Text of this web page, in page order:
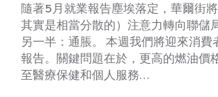
隨著5月就業報告塵埃落定，華爾街將
其實是相當分散的）注意力轉向聯儲
另一半：通脹。 本週我們將迎來消費
報告。關鍵問題在於，更高的燃油價
至醫療保健和個人服務…